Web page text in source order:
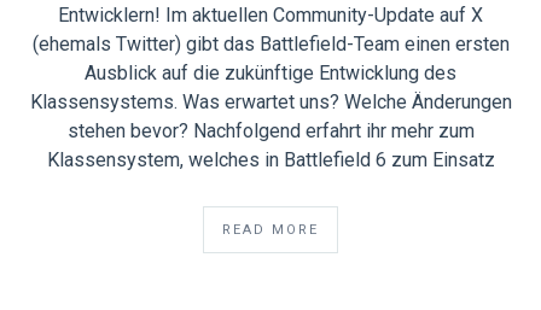
Entwicklern! Im aktuellen Community-Update auf X
(ehemals Twitter) gibt das Battlefield-Team einen ersten
Ausblick auf die zukünftige Entwicklung des
Klassensystems. Was erwartet uns? Welche Änderungen
stehen bevor? Nachfolgend erfahrt ihr mehr zum
Klassensystem, welches in Battlefield 6 zum Einsatz
READ MORE